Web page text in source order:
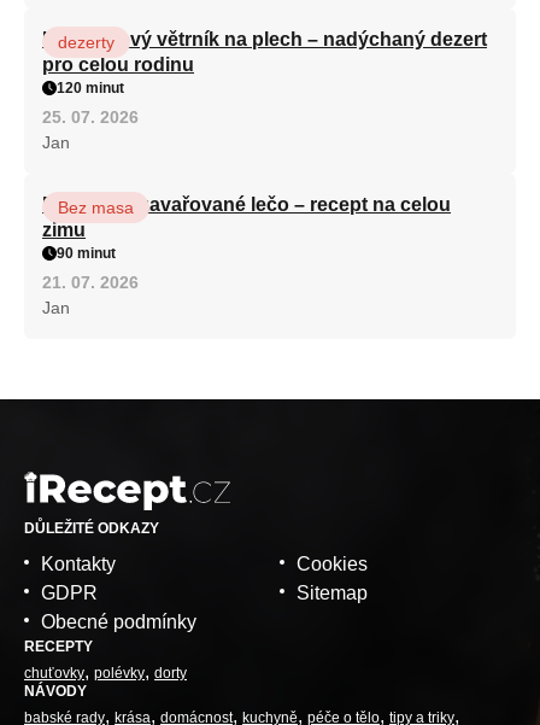
Karamelový větrník na plech – nadýchaný dezert
pro celou rodinu
dezerty
120 minut
25. 07. 2026
Jan
Babiččino zavařované lečo – recept na celou
zimu
Bez masa
90 minut
21. 07. 2026
Jan
DŮLEŽITÉ ODKAZY
Kontakty
GDPR
Obecné podmínky
Cookies
Sitemap
RECEPTY
chuťovky polévky dorty
NÁVODY
babské rady krása domácnost kuchyně péče o tělo tipy a triky